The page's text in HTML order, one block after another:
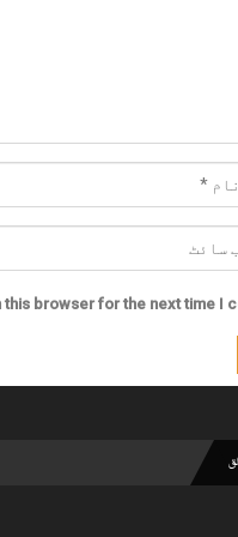
this browser for the next time I